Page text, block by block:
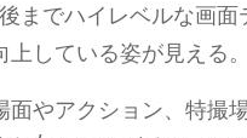
までハイレベルな画
している姿が見える。
面やアクション、特撮